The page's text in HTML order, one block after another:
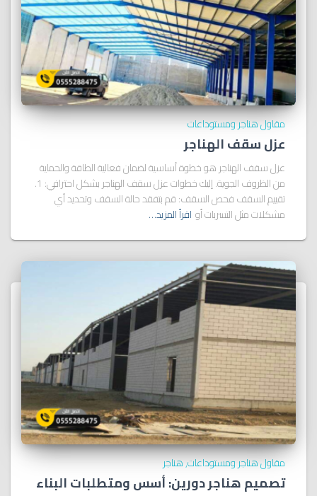
مقاول هناجر ومستوداعات
عزل سقف الهناجر
عزل سقف الهناجر هو خطوة أساسية لضمان فعالية الطاقة والحماية
من الظروف الجوية. إليك خطوات عزل سقف الهناجر بشكل احترافي: 1.
تقييم السقف فحص السقف: قم بتفقد حالة السقف وتحديد أي
مشكلات مثل التسربات أو اقرأ المزيد…
مقاول هناجر ومستوداعات هناجر
تصميم هناجر دورين: أسس ومتطلبات البناء